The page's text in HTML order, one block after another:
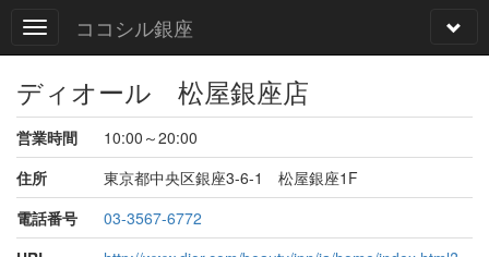
ココシル銀座
ディオール 松屋銀座店
営業時間
10:00～20:00
住所
東京都中央区銀座3-6-1 松屋銀座1F
電話番号
03-3567-6772